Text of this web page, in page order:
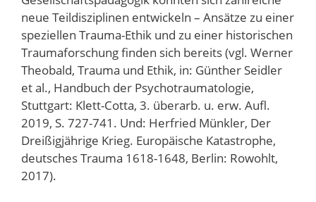
neue Teildisziplinen entwickeln – Ansätze zu einer
speziellen Trauma-Ethik und zu einer historischen
Traumaforschung finden sich bereits (vgl. Werner
Theobald, Trauma und Ethik, in: Günther Seidler
et al., Handbuch der Psychotraumatologie,
Stuttgart: Klett-Cotta, 3. überarb. u. erw. Aufl.
2019, S. 727-741. Und: Herfried Münkler, Der
Dreißigjährige Krieg. Europäische Katastrophe,
deutsches Trauma 1618-1648, Berlin: Rowohlt,
2017).